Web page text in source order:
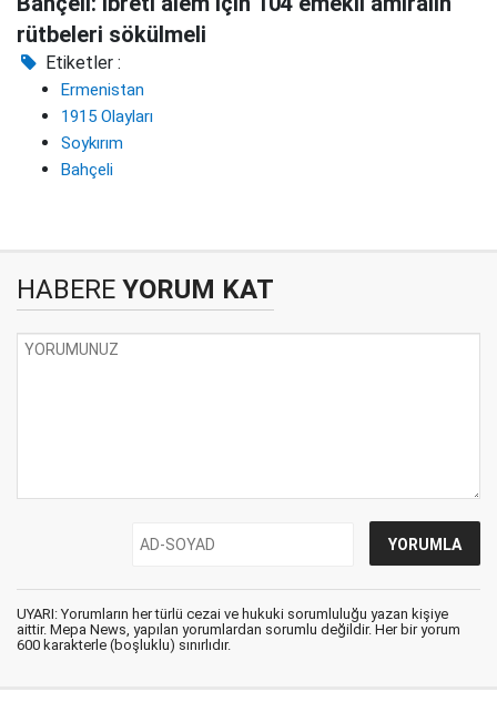
rütbeleri sökülmeli
Etiketler :
Ermenistan
1915 Olayları
Soykırım
Bahçeli
HABERE YORUM KAT
UYARI: Yorumların her türlü cezai ve hukuki sorumluluğu yazan kişiye
aittir. Mepa News, yapılan yorumlardan sorumlu değildir. Her bir yorum
600 karakterle (boşluklu) sınırlıdır.